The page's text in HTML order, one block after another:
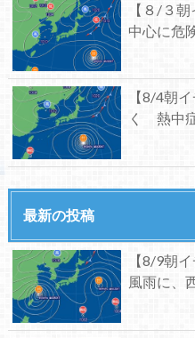
【８/３
中心に危
【8/4朝
く 熱中
最新の投稿
【8/9朝
風雨に、